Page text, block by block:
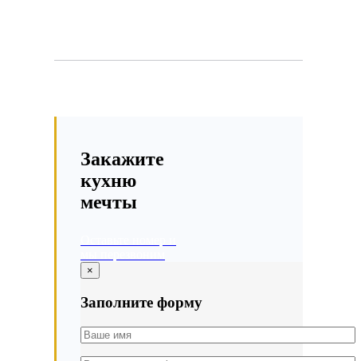
Закажите
кухню
мечты
×
Заполните форму